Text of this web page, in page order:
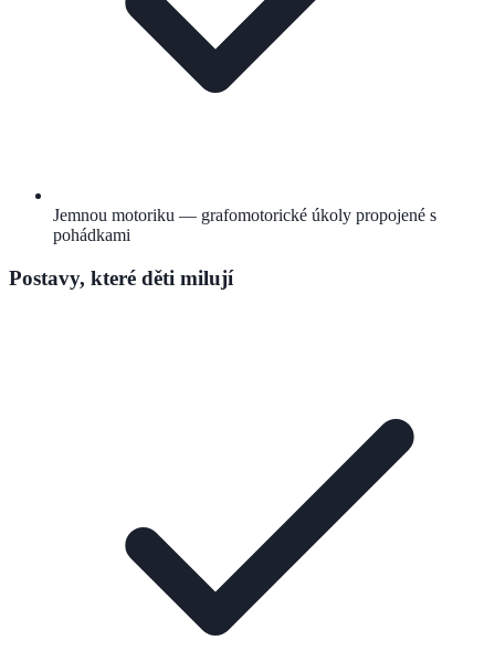
Jemnou motoriku — grafomotorické úkoly propojené s
pohádkami
Postavy, které děti milují